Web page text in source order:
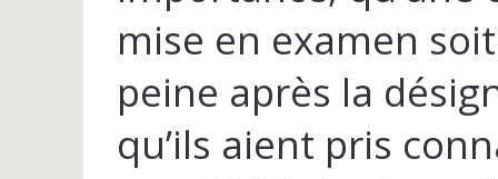
mise en examen
peine après la
qu’ils aient pris